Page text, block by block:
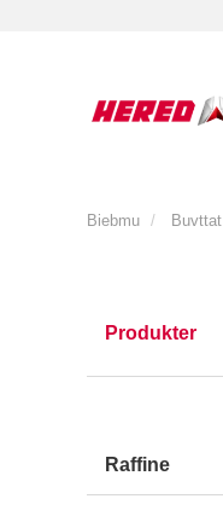
Biebmu Buvttat
Produkter
Raffine